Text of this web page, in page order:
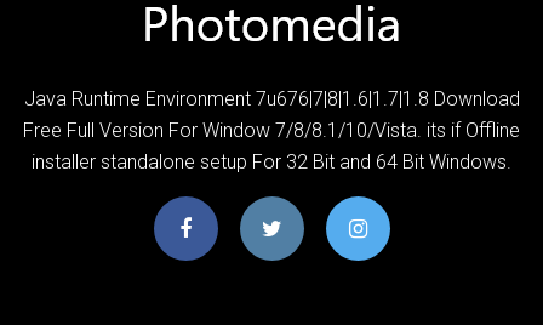
Java Runtime Environment 7u676|7|8|1.6|1.7|1.8 Download
Free Full Version For Window 7/8/8.1/10/Vista. its if Offline
installer standalone setup For 32 Bit and 64 Bit Windows.